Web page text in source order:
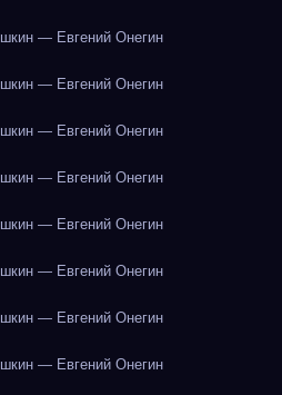
— Евгений Онегин
— Евгений Онегин
— Евгений Онегин
— Евгений Онегин
— Евгений Онегин
— Евгений Онегин
— Евгений Онегин
— Евгений Онегин